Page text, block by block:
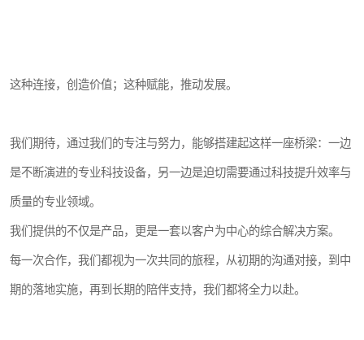
这种连接，创造价值；这种赋能，推动发展。
我们期待，通过我们的专注与努力，能够搭建起这样一座桥梁：一边
是不断演进的专业科技设备，另一边是迫切需要通过科技提升效率与
质量的专业领域。
我们提供的不仅是产品，更是一套以客户为中心的综合解决方案。
每一次合作，我们都视为一次共同的旅程，从初期的沟通对接，到中
期的落地实施，再到长期的陪伴支持，我们都将全力以赴。